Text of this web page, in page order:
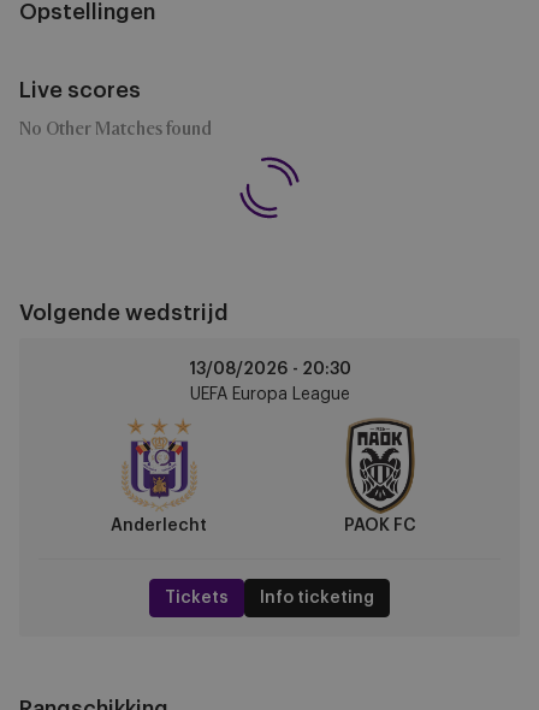
Opstellingen
Live scores
No Other Matches found
Volgende wedstrijd
13/08/2026 - 20:30
UEFA Europa League
Anderlecht PAOK FC
Tickets Info ticketing